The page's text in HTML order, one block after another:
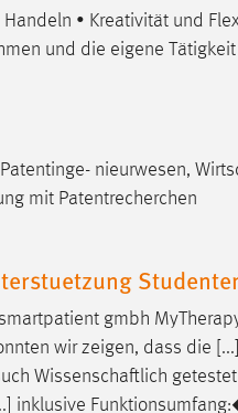
• Kreativität und
und die eigene Tätigkeit
nieurwesen,
mit Patentrecherchen
gmbh
wir zeigen, dass die
Wissenschaftlich
inklusive